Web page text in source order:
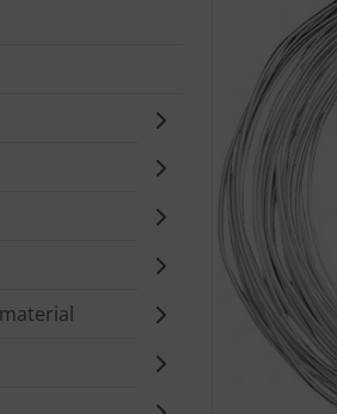
für Einstellungen
Informationen